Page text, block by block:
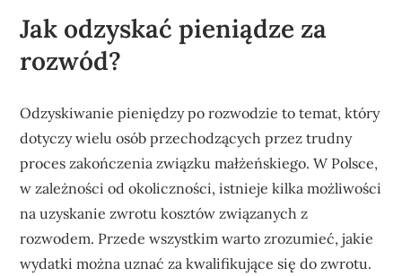
Jak odzyskać pieniądze za
rozwód?
Odzyskiwanie pieniędzy po rozwodzie to temat, który
dotyczy wielu osób przechodzących przez trudny
proces zakończenia związku małżeńskiego. W Polsce,
w zależności od okoliczności, istnieje kilka możliwości
na uzyskanie zwrotu kosztów związanych z
rozwodem. Przede wszystkim warto zrozumieć, jakie
wydatki można uznać za kwalifikujące się do zwrotu.